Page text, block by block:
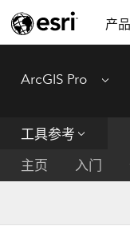
产品
完
ArcGIS Pro Menu
工具参考
主页
入门